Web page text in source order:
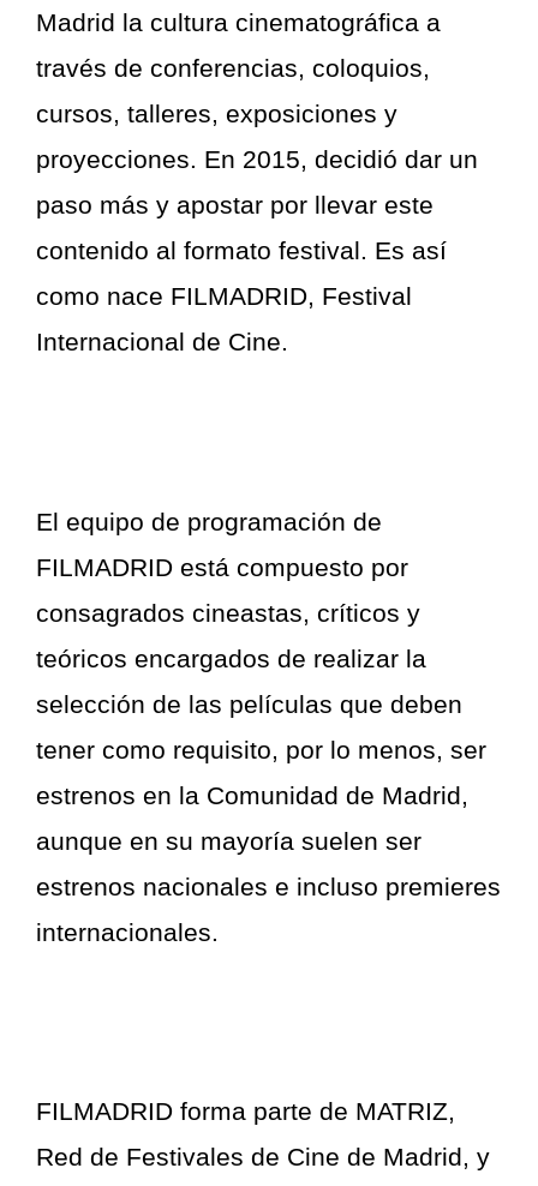
Madrid la cultura cinematográfica a
través de conferencias, coloquios,
cursos, talleres, exposiciones y
proyecciones. En 2015, decidió dar un
paso más y apostar por llevar este
contenido al formato festival. Es así
como nace FILMADRID, Festival
Internacional de Cine.
El equipo de programación de
FILMADRID está compuesto por
consagrados cineastas, críticos y
teóricos encargados de realizar la
selección de las películas que deben
tener como requisito, por lo menos, ser
estrenos en la Comunidad de Madrid,
aunque en su mayoría suelen ser
estrenos nacionales e incluso premieres
internacionales.
FILMADRID forma parte de MATRIZ,
Red de Festivales de Cine de Madrid, y